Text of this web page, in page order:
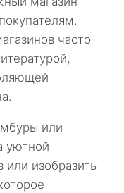
часто
или
уютной
изобразить